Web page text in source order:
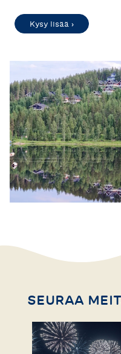
Kysy lisää ›
SEURAA